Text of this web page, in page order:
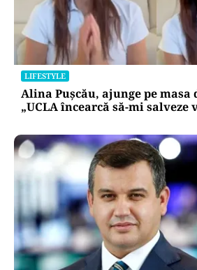
LIFESTYLE
Alina Pușcău, ajunge pe masa
„UCLA încearcă să-mi salveze